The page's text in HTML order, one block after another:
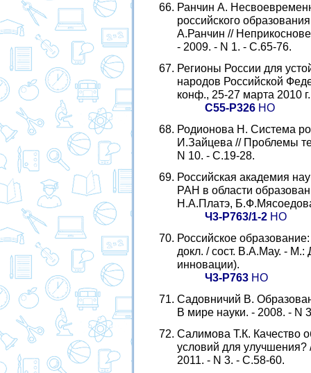
Ранчин А.
российского
А.Ранчин //
- 2009. - N 1. - С.65-76.
Регионы России для
народов Российской
конф., 25-27 марта 2010
С55-Р326НО
Родионова Н. Система
И.Зайцева // Проблемы
N 10. - С.19-28.
Российская академия
РАН в области
Н.А.Платэ,
Ч3-Р763/1-2НО
Российское
докл. / сост. В.А.Мау. - М.:
инновации).
Ч3-Р763НО
Садовничий В.
В мире науки. - 2008. - N
Салимова Т.К. Качество
условий для улучшения?
2011. - N 3. - С.58-60.